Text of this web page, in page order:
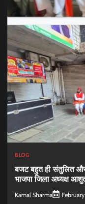
BLOG
बजट बहुत ही संतुलित
भाजपा जिला अध्यक्ष
Kamal Sharma